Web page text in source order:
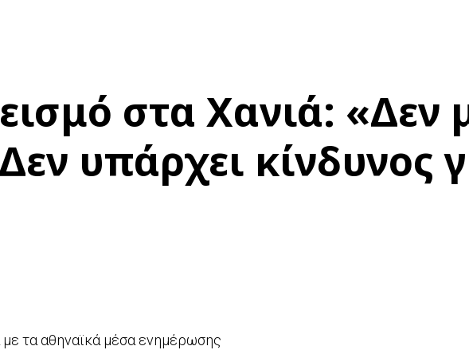
στα Χανιά: «Δεν
υπάρχει κίνδυνος
τα αθηναϊκά μέσα ενημέρωσης